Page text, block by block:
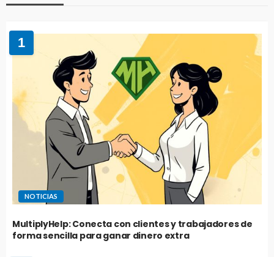
1
NOTICIAS
MultiplyHelp: Conecta con clientes y trabajadores de
forma sencilla para ganar dinero extra